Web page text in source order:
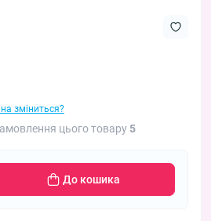
зміниться?
цього товару 5
До кошика